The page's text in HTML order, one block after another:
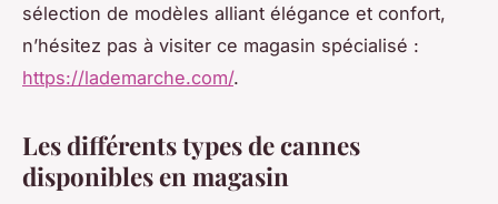
sélection de modèles alliant élégance et confort,
n’hésitez pas à visiter ce magasin spécialisé :
https://lademarche.com/.
Les différents types de cannes
disponibles en magasin